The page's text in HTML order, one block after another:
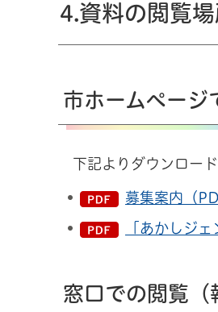
4.資料の閲覧
市ホームページ
下記よりダウンロード
募集案内（
「あかしジ
窓口での閲覧（